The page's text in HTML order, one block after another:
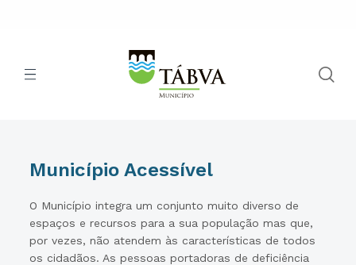
Município Acessível
O Município integra um conjunto muito diverso de
espaços e recursos para a sua população mas que,
por vezes, não atendem às características de todos
os cidadãos. As pessoas portadoras de deficiência